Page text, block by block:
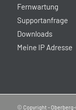
Fernwartung
Supportanfrage
Downloads
Meine IP Adresse
© Copyright -